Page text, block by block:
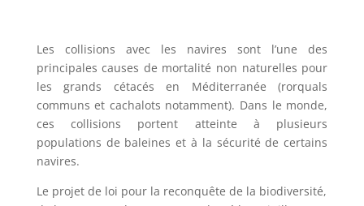
Les collisions avec les navires sont l’une des
principales causes de mortalité non naturelles pour
les grands cétacés en Méditerranée (rorquals
communs et cachalots notamment). Dans le monde,
ces collisions portent atteinte à plusieurs
populations de baleines et à la sécurité de certains
navires.
Le projet de loi pour la reconquête de la biodiversité,